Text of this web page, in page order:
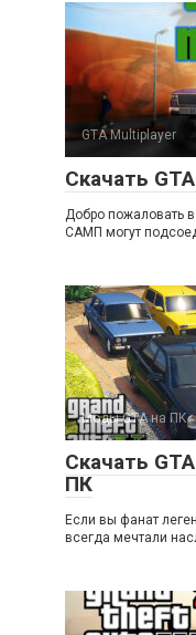
GTA Multiplayer
Скачать
Добро пожаловать
САМП могут
Моды GTA на ПK
Скачать
ПК
Если вы фанат
всегда мечтали